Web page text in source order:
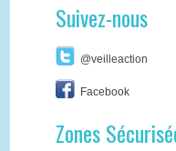
Suivez-nous
@veilleaction
Facebook
Zones